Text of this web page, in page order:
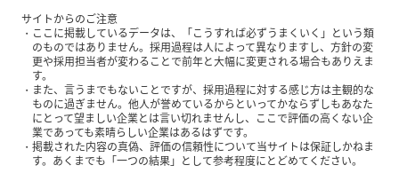
サイトからのご注意
ここに掲載しているデータは、「こうすれば必ずうまくいく」という類
のものではありません。採用過程は人によって異なりますし、方針の変
更や採用担当者が変わることで前年と大幅に変更される場合もありえま
す。
また、言うまでもないことですが、採用過程に対する感じ方は主観的な
ものに過ぎません。他人が誉めているからといってかならずしもあなた
にとって望ましい企業とは言い切れませんし、ここで評価の高くない企
業であっても素晴らしい企業はあるはずです。
掲載された内容の真偽、評価の信頼性について当サイトは保証しかねま
す。あくまでも「一つの結果」として参考程度にとどめてください。